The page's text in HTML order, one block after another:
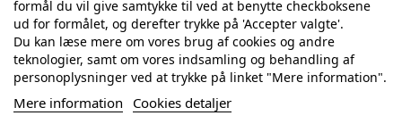
Vi deler aldrig din email-adresse med tredjepart
Tilmeld
formål du vil give samtykke til ved at benytte checkboksene
ud for formålet, og derefter trykke på 'Accepter valgte'.
Du kan læse mere om vores brug af cookies og andre
teknologier, samt om vores indsamling og behandling af
personoplysninger ved at trykke på linket "Mere information".
Mere information Cookies detaljer